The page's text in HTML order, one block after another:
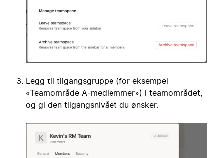
Legg til tilgangsgruppe (for eksempel
«Teamområde A-medlemmer») i teamområdet,
og gi den tilgangsnivået du ønsker.